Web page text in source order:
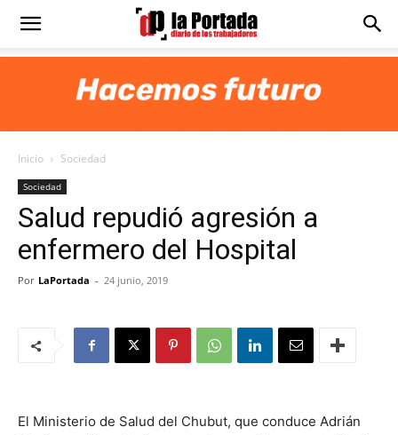
Diario
Portada
Inicio Sociedad
Sociedad
Salud repudió agresión a
enfermero del Hospital
Por LaPortada - 24 junio, 2019
El Ministerio de Salud del Chubut, que conduce Adrián